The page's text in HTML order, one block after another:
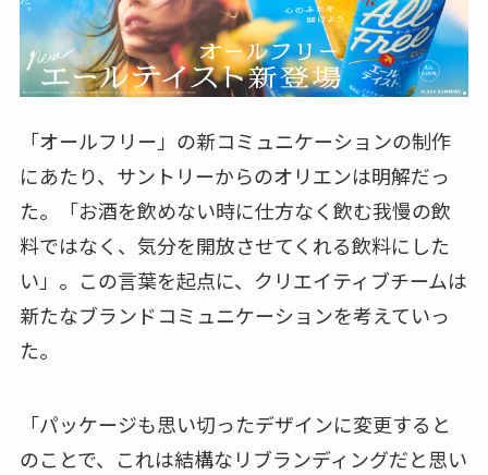
「オールフリー」の新コミュニケーションの制作
にあたり、サントリーからのオリエンは明解だっ
た。「お酒を飲めない時に仕方なく飲む我慢の飲
料ではなく、気分を開放させてくれる飲料にした
い」。この言葉を起点に、クリエイティブチームは
新たなブランドコミュニケーションを考えていっ
た。
「パッケージも思い切ったデザインに変更すると
のことで、これは結構なリブランディングだと思い